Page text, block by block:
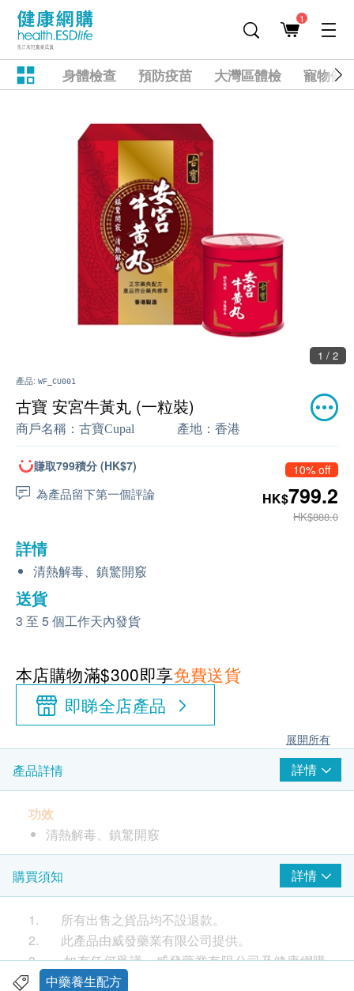
1
身體檢查 預防疫苗 大灣區體檢 寵物健
1 / 2
產品: WF_CU001
古寶 安宮牛黃丸 (一粒裝)
商戶名稱： 古寶Cupal 產地： 香港
賺取799積分 (HK$7)
為產品留下第一個評論
10% off
HK$799.2
HK$888.0
詳情
清熱解毒、鎮驚開竅
送貨
3 至 5 個工作天內發貨
本店購物滿$300即享免費送貨
即睇全店產品
展開所有
產品詳情 詳情
功效
清熱解毒、鎮驚開竅
中成藥註冊編號 HKC-18196
使用方法
口服。一次1丸，一日1次。
小兒三歲以內一次1/4丸，四至六歲一次1/2丸，一日
一次；或遵醫囑。
購買須知 詳情
1. 所有出售之貨品均不設退款。
2. 此產品由威發藥業有限公司提供。
3. 如有任何爭議，威發藥業有限公司及健康網購
health.ESDlife保留最終決議權。
中藥養生配方